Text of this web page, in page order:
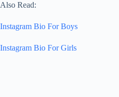
Also Read:
Instagram Bio For Boys
Instagram Bio For Girls